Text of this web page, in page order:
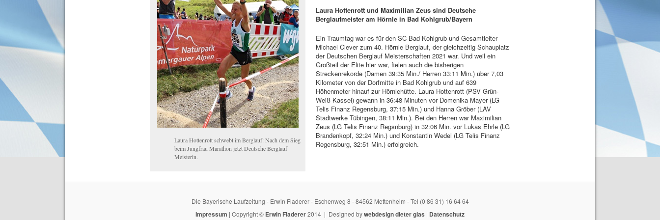
Laura Hottenrott schwebt im Berglauf: Nach dem Sieg
beim Jungfrau Marathon jetzt Deutsche Berglauf
Meisterin.
Laura Hottenrott und Maximilian Zeus sind Deutsche
Berglaufmeister am Hörnle in Bad Kohlgrub/Bayern
Ein Traumtag war es für den SC Bad Kohlgrub und Gesamtleiter
Michael Clever zum 40. Hörnle Berglauf, der gleichzeitig Schauplatz
der Deutschen Berglauf Meisterschaften 2021 war. Und weil ein
Großteil der Elite hier war, fielen auch die bisherigen
Streckenrekorde (Damen 39:35 Min./ Herren 33:11 Min.) über 7,03
Kilometer von der Dorfmitte in Bad Kohlgrub und auf 639
Höhenmeter hinauf zur Hörnlehütte. Laura Hottenrott (PSV Grün-
Weiß Kassel) gewann in 36:48 Minuten vor Domenika Mayer (LG
Telis Finanz Regensburg, 37:15 Min.) und Hanna Gröber (LAV
Stadtwerke Tübingen, 38:11 Min.). Bei den Herren war Maximilian
Zeus (LG Telis Finanz Regsnburg) in 32:06 Min. vor Lukas Ehrle (LG
Brandenkopf, 32:24 Min.) und Konstantin Wedel (LG Telis Finanz
Regensburg, 32:51 Min.) erfolgreich.
Die Bayerische Laufzeitung - Erwin Fladerer - Eschenweg 8 - 84562 Mettenheim - Tel (0 86 31) 16 64 64
Impressum | Copyright © Erwin Fladerer2014 | Designed bywebdesign dieter glas | Datenschutz